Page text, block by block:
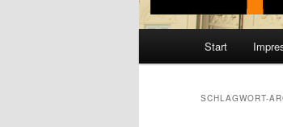
Start
SCHLAGWORT-